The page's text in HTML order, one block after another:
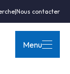
|Nous contacter
Menu